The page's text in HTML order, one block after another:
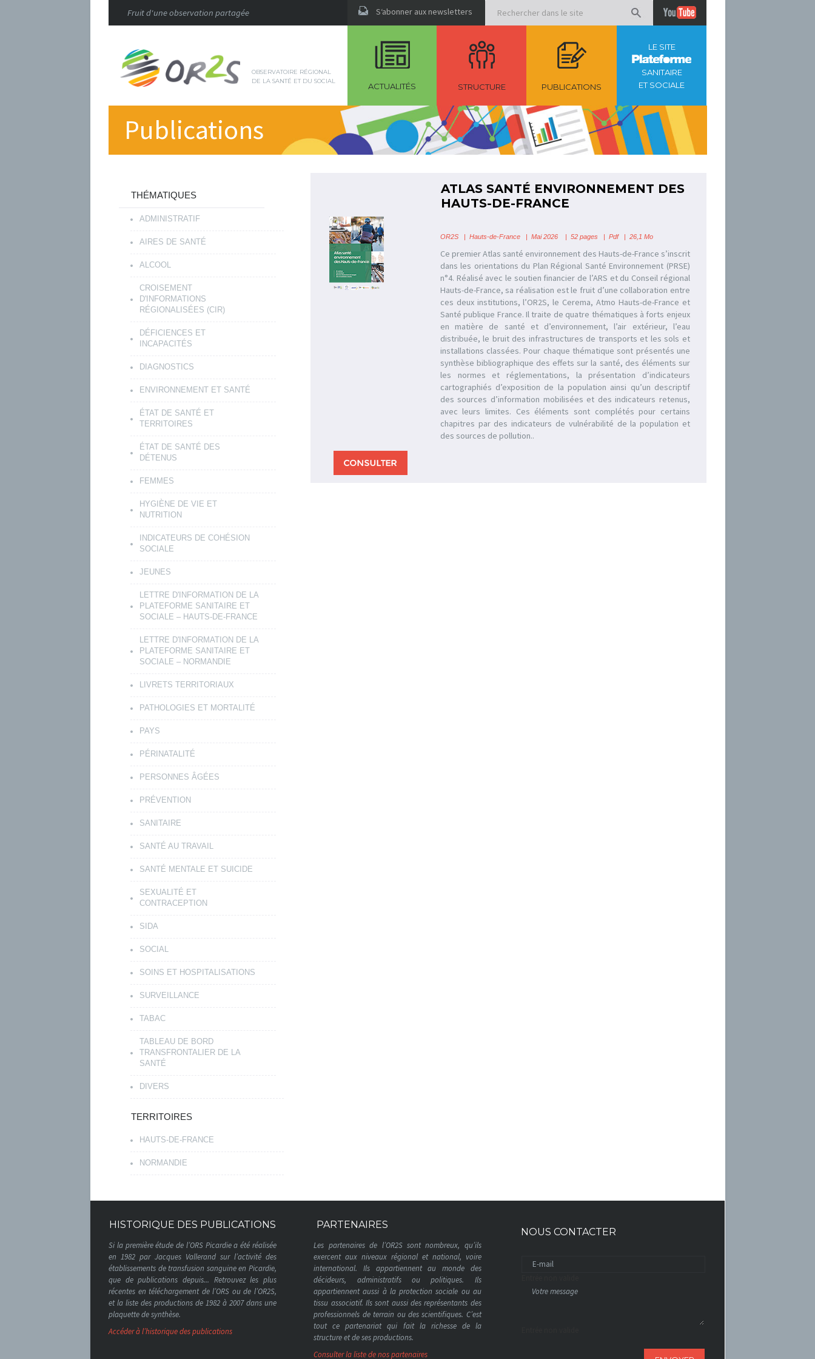
Fruit d'une observation partagée S‘abonner aux newsletters
OBSERVATOIRE RÉGIONAL
DE LA SANTÉ ET DU SOCIAL
ACTUALITÉS STRUCTURE PUBLICATIONS
LE SITE
SANITAIRE
ET SOCIALE
Publications
THÉMATIQUES
ADMINISTRATIF
AIRES DE SANTÉ
ALCOOL
CROISEMENT
D'INFORMATIONS
RÉGIONALISÉES (CIR)
DÉFICIENCES ET
INCAPACITÉS
DIAGNOSTICS
ENVIRONNEMENT ET SANTÉ
ÉTAT DE SANTÉ ET
TERRITOIRES
ÉTAT DE SANTÉ DES
DÉTENUS
FEMMES
HYGIÈNE DE VIE ET
NUTRITION
INDICATEURS DE COHÉSION
SOCIALE
JEUNES
LETTRE D'INFORMATION DE LA
PLATEFORME SANITAIRE ET
SOCIALE – HAUTS-DE-FRANCE
LETTRE D'INFORMATION DE LA
PLATEFORME SANITAIRE ET
SOCIALE – NORMANDIE
LIVRETS TERRITORIAUX
PATHOLOGIES ET MORTALITÉ
PAYS
PÉRINATALITÉ
PERSONNES ÂGÉES
PRÉVENTION
SANITAIRE
SANTÉ AU TRAVAIL
SANTÉ MENTALE ET SUICIDE
SEXUALITÉ ET
CONTRACEPTION
SIDA
SOCIAL
SOINS ET HOSPITALISATIONS
SURVEILLANCE
TABAC
TABLEAU DE BORD
TRANSFRONTALIER DE LA
SANTÉ
DIVERS
TERRITOIRES
HAUTS-DE-FRANCE
NORMANDIE
ATLAS SANTÉ ENVIRONNEMENT DES
HAUTS-DE-FRANCE
OR2S | Hauts-de-France | Mai 2026 | 52 pages | Pdf | 26,1 Mo
Ce premier Atlas santé environnement des Hauts-de-France s’inscrit
dans les orientations du Plan Régional Santé Environnement (PRSE)
n°4. Réalisé avec le soutien financier de l’ARS et du Conseil régional
Hauts-de-France, sa réalisation est le fruit d’une collaboration entre
ces deux institutions, l’OR2S, le Cerema, Atmo Hauts-de-France et
Santé publique France. Il traite de quatre thématiques à forts enjeux
en matière de santé et d’environnement, l’air extérieur, l’eau
distribuée, le bruit des infrastructures de transports et les sols et
installations classées. Pour chaque thématique sont présentés une
synthèse bibliographique des effets sur la santé, des éléments sur
les normes et réglementations, la présentation d’indicateurs
cartographiés d’exposition de la population ainsi qu’un descriptif
des sources d’information mobilisées et des indicateurs retenus,
avec leurs limites. Ces éléments sont complétés pour certains
chapitres par des indicateurs de vulnérabilité de la population et
des sources de pollution..
HISTORIQUE DES PUBLICATIONS
Si la première étude de l’ORS Picardie a été réalisée
en 1982 par Jacques Vallerand sur l’activité des
établissements de transfusion sanguine en Picardie,
que de publications depuis... Retrouvez les plus
récentes en téléchargement de l’ORS ou de l’OR2S,
et la liste des productions de 1982 à 2007 dans une
plaquette de synthèse.
Accéder à l’historique des publications
PARTENAIRES
Les partenaires de l’OR2S sont nombreux, qu’ils
exercent aux niveaux régional et national, voire
international. Ils appartiennent au monde des
décideurs, administratifs ou politiques. Ils
appartiennent aussi à la protection sociale ou au
tissu associatif. Ils sont aussi des représentants des
professionnels de terrain ou des scientifiques. C’est
tout ce partenariat qui fait la richesse de la
structure et de ses productions.
Consulter la liste de nos partenaires
NOUS CONTACTER